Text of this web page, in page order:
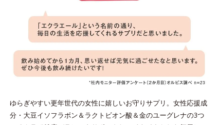
ゆらぎやすい更年世代の女性に嬉しいお守りサプリ。女性応援成
分・大豆イソフラボン＆ラクトビオン酸＆金のユーグレナの3つ